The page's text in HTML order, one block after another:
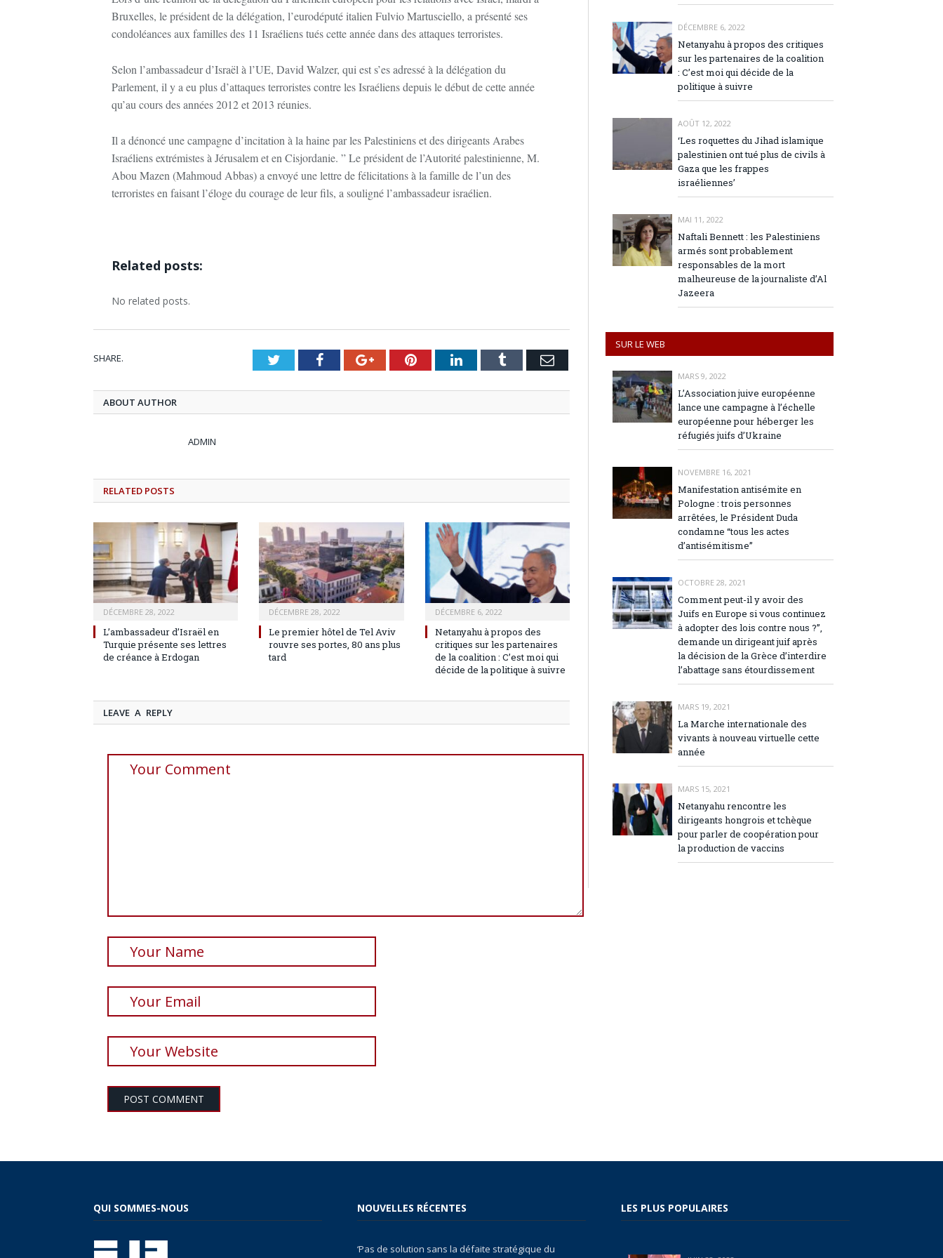
Bruxelles, le président de la délégation, l’eurodéputé italien Fulvio Martusciello, a présenté ses
condoléances aux familles des 11 Israéliens tués cette année dans des attaques terroristes.
Selon l’ambassadeur d’Israël à l’UE, David Walzer, qui est s’es adressé à la délégation du
Parlement, il y a eu plus d’attaques terroristes contre les Israéliens depuis le début de cette année
qu’au cours des années 2012 et 2013 réunies.
Il a dénoncé une campagne d’incitation à la haine par les Palestiniens et des dirigeants Arabes
Israéliens extrémistes à Jérusalem et en Cisjordanie. ” Le président de l’Autorité palestinienne, M.
Abou Mazen (Mahmoud Abbas) a envoyé une lettre de félicitations à la famille de l’un des
terroristes en faisant l’éloge du courage de leur fils, a souligné l’ambassadeur israélien.
Related posts:
No related posts.
SHARE. TwitterFacebookGoogle+PinterestLinkedInTumblr Email
ABOUT AUTHOR
ADMIN
RELATED POSTS
DÉCEMBRE 28, 2022
L’ambassadeur d’Israël en
Turquie présente ses lettres
de créance à Erdogan
DÉCEMBRE 28, 2022
Le premier hôtel de Tel Aviv
rouvre ses portes, 80 ans plus
tard
DÉCEMBRE 6, 2022
Netanyahu à propos des
critiques sur les partenaires
de la coalition : C’est moi qui
décide de la politique à suivre
LEAVE A REPLY
DÉCEMBRE 6, 2022
Netanyahu à propos des critiques
sur les partenaires de la coalition
: C’est moi qui décide de la
politique à suivre
AOÛT 12, 2022
‘Les roquettes du Jihad islamique
palestinien ont tué plus de civils à
Gaza que les frappes
israéliennes’
MAI 11, 2022
Naftali Bennett : les Palestiniens
armés sont probablement
responsables de la mort
malheureuse de la journaliste d’Al
Jazeera
SUR LE WEB
MARS 9, 2022
L’Association juive européenne
lance une campagne à l’échelle
européenne pour héberger les
réfugiés juifs d’Ukraine
NOVEMBRE 16, 2021
Manifestation antisémite en
Pologne : trois personnes
arrêtées, le Président Duda
condamne “tous les actes
d’antisémitisme”
OCTOBRE 28, 2021
Comment peut-il y avoir des
Juifs en Europe si vous continuez
à adopter des lois contre nous ?”,
demande un dirigeant juif après
la décision de la Grèce d’interdire
l’abattage sans étourdissement
MARS 19, 2021
La Marche internationale des
vivants à nouveau virtuelle cette
année
MARS 15, 2021
Netanyahu rencontre les
dirigeants hongrois et tchèque
pour parler de coopération pour
la production de vaccins
QUI SOMMES-NOUS NOUVELLES RÉCENTES
‘Pas de solution sans la défaite stratégique du
LES PLUS POPULAIRES